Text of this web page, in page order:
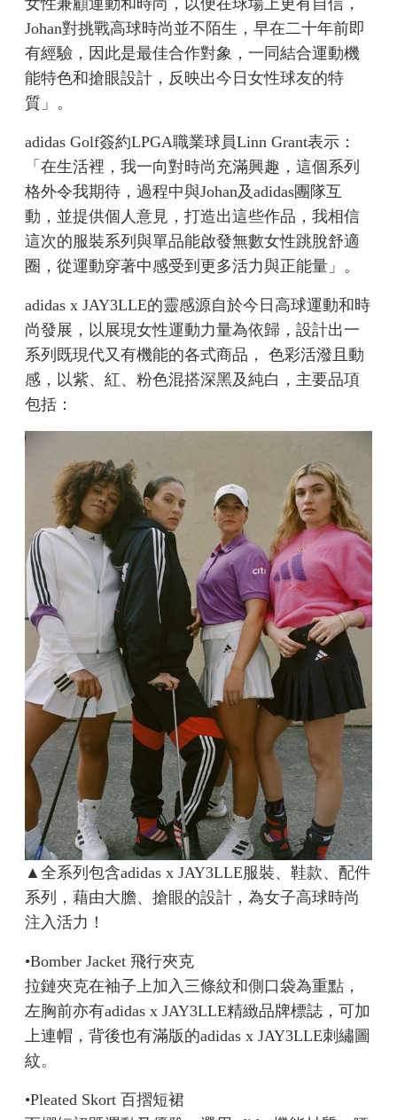
女性兼顧運動和時尚，以便在球場上更有自信，
Johan對挑戰高球時尚並不陌生，早在二十年前即
有經驗，因此是最佳合作對象，一同結合運動機
能特色和搶眼設計，反映出今日女性球友的特
質」。
adidas Golf簽約LPGA職業球員Linn Grant表示：
「在生活裡，我一向對時尚充滿興趣，這個系列
格外令我期待，過程中與Johan及adidas團隊互
動，並提供個人意見，打造出這些作品，我相信
這次的服裝系列與單品能啟發無數女性跳脫舒適
圈，從運動穿著中感受到更多活力與正能量」。
adidas x JAY3LLE的靈感源自於今日高球運動和時
尚發展，以展現女性運動力量為依歸，設計出一
系列既現代又有機能的各式商品， 色彩活潑且動
感，以紫、紅、粉色混搭深黑及純白，主要品項
包括：
▲​全系列包含adidas x JAY3LLE服裝、鞋款、配件
系列，藉由大膽、搶眼的設計，為女子高球時尚
注入活力！
•Bomber Jacket 飛行夾克
拉鏈夾克在袖子上加入三條紋和側口袋為重點，
左胸前亦有adidas x JAY3LLE精緻品牌標誌，可加
上連帽，背後也有滿版的adidas x JAY3LLE刺繡圖
紋。
•Pleated Skort 百摺短裙